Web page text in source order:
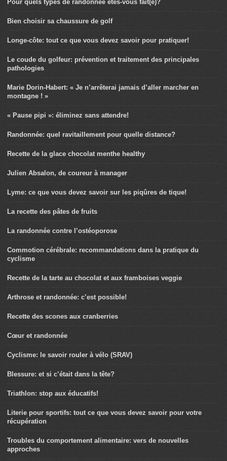
Pour quels types de randonnée êtes-vous fait(e)?
Bien choisir sa chaussure de golf
Longe-côte: tout ce que vous devez savoir pour pratiquer!
Le coude du golfeur: prévention et traitement des principales
pathologies
Marie Dorin-Habert: « Je n’arrêterai jamais d’aller marcher en
montagne ! »
« Pause pipi »: éliminez sans attendre!
Randonnée: quel ravitaillement pour quelle distance?
Recette de la glace chocolat menthe healthy
Julien Absalon, de coureur à manager
Lyme: ce que vous devez savoir sur les piqûres de tique!
La recette des pâtes de fruits
La randonnée contre l’ostéoporose
Commotion cérébrale: recommandations dans la pratique du
cyclisme
Recette de la tarte au chocolat et aux framboises veggie
Arthrose et randonnée: c’est possible!
Recette des scones aux cranberries
Cœur et randonnée
Cyclisme: le savoir rouler à vélo (SRAV)
Blessure: et si c’était dans la tête?
Triathlon: stop aux éducatifs!
Literie pour sportifs: tout ce que vous devez savoir pour votre
récupération
Troubles du comportement alimentaire: vers de nouvelles
approches